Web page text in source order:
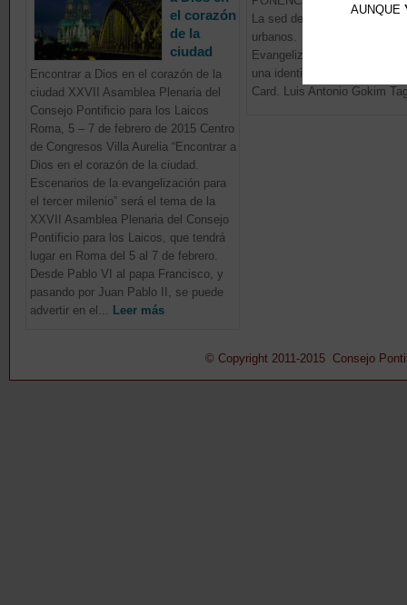
el corazón
de la
ciudad
Encontrar a Dios en el corazón de la
ciudad XXVII Asamblea Plenaria del
Consejo Pontificio para los Laicos
Roma, 5 – 7 de febrero de 2015 Centro
de Congresos Villa Aurelia “Encontrar a
Dios en el corazón de la ciudad.
Escenarios de la evangelización para
el tercer milenio” será el tema de la
XXVII Asamblea Plenaria del Consejo
Pontificio para los Laicos, que tendrá
lugar en Roma del 5 al 7 de febrero.
Desde Pablo VI al papa Francisco, y
pasando por Juan Pablo II, se puede
advertir en el... Leer más
La sed de Dios en los
urbanos.
Evangelizar un pueblo en
una identidad
Card. Luis Antonio Gokim
© Copyright 2011-2015 Consejo
AUNQUE